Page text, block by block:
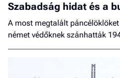
Szabadság hidat és a
A most megtalált
német védőknek szánhatták